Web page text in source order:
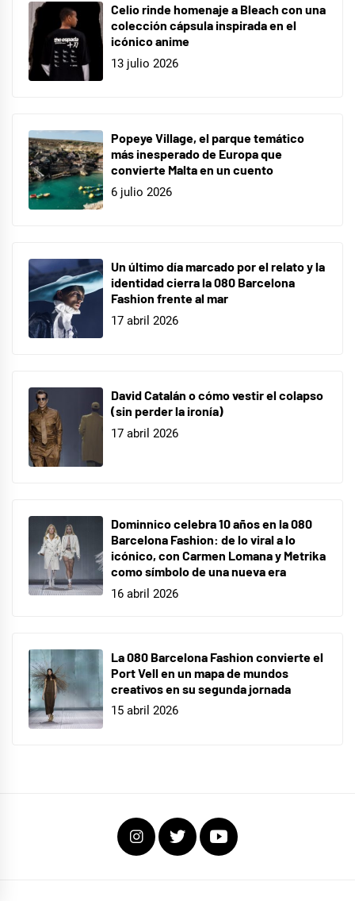
Celio rinde homenaje a Bleach con una
colección cápsula inspirada en el
icónico anime
13 julio 2026
Popeye Village, el parque temático
más inesperado de Europa que
convierte Malta en un cuento
6 julio 2026
Un último día marcado por el relato y la
identidad cierra la 080 Barcelona
Fashion frente al mar
17 abril 2026
David Catalán o cómo vestir el colapso
(sin perder la ironía)
17 abril 2026
Dominnico celebra 10 años en la 080
Barcelona Fashion: de lo viral a lo
icónico, con Carmen Lomana y Metrika
como símbolo de una nueva era
16 abril 2026
La 080 Barcelona Fashion convierte el
Port Vell en un mapa de mundos
creativos en su segunda jornada
15 abril 2026
InstagramTwitterYoutube